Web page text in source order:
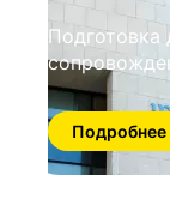
Подготовка
Подробнее